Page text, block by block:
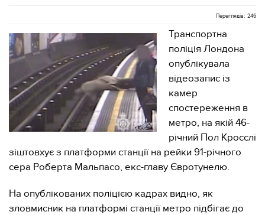
Переглядів: 246
Транспортна
поліція Лондона
опублікувала
відеозапис із
камер
спостереження в
метро, ​​на якій 46-
річний Пол Кросслі
зіштовхує з платформи станції на рейки 91-річного
сера Роберта Мальпасо, екс-главу Євротунелю.
На опублікованих поліцією кадрах видно, як
зловмисник на платформі станції метро підбігає до